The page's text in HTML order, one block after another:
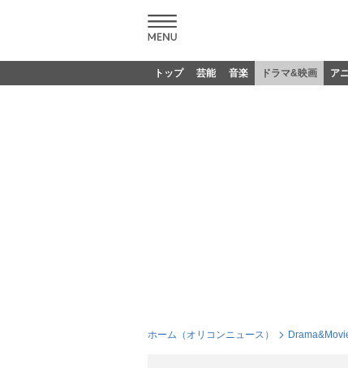
トップ 芸能 音楽 ドラマ&映画 ア
ホーム（オリコンニュース）